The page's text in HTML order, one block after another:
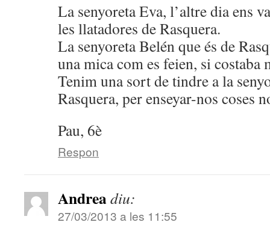
La senyoreta Eva, l’altre dia ens
les llatadores de Rasquera.
La senyoreta Belén que és de
una mica com es feien, si
Tenim una sort de tindre a la
Rasquera, per enseyar-nos coses
Pau, 6è
Respon
Andreadiu:
27/03/2013 a les 11:55